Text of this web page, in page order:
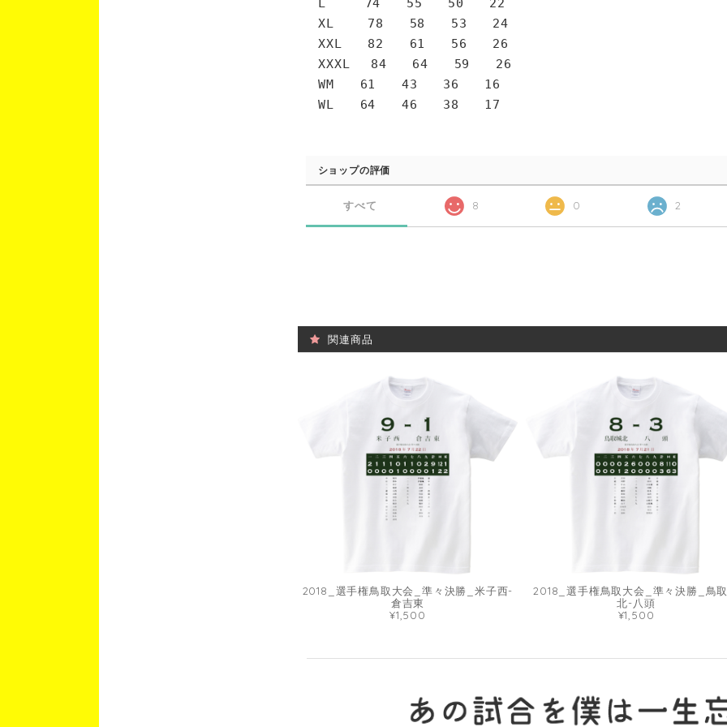
XL 78 58 53 24
XXL 82 61 56 26
XXXL 84 64 59 26
WM 61 43 36 16
WL 64 46 38 17
ショップの評価
すべて 8 0 2
関連商品
2018_選手権鳥取大会_準々決勝_米子西-
倉吉東
¥1,500
2018_選手権鳥取大会_準々決勝_鳥
北-八頭
¥1,500